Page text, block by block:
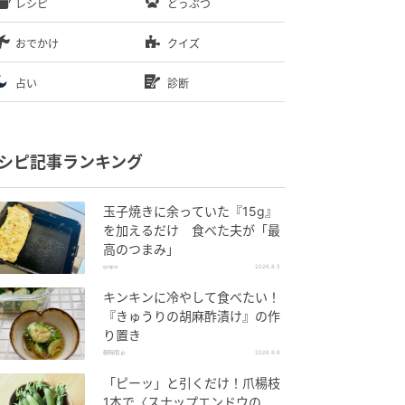
レシピ どうぶつ
おでかけ クイズ
占い 診断
ピ記事ランキング
玉子焼きに余っていた『15g』
を加えるだけ 食べた夫が「最
高のつまみ」
grape 2026.8.5
キンキンに冷やして食べたい！
『きゅうりの胡麻酢漬け』の作
り置き
朝時間.jp 2026.8.6
「ピーッ」と引くだけ！爪楊枝
1本で〈スナップエンドウの